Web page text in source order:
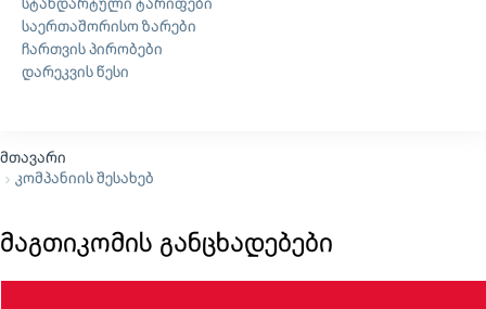
საერთაშორისო ზარები
ჩართვის პირობები
დარეკვის წესი
მთავარი
კომპანიის შესახებ
მაგთიკომის განცხადებები